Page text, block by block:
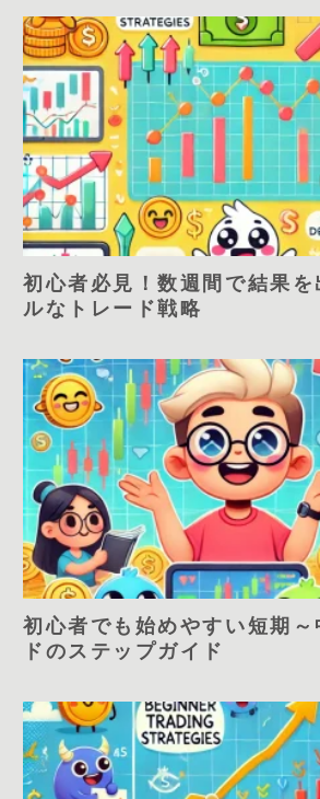
初心者必見！数週間で結果
ルなトレード戦略
初心者でも始めやすい短期～
ドのステップガイド